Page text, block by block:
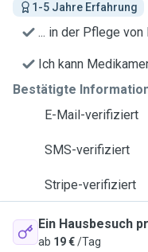
1-5 Jahre Erfahrung
... in der Pflege von
Ich kann
Bestätigte
E-Mail-verifiziert
SMS-verifiziert
Stripe-verifiziert
Ein Hausbesuch
ab 19 €/Tag